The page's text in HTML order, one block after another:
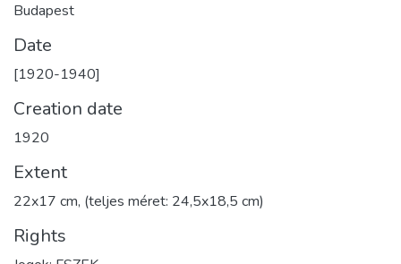
Budapest
Date
[1920-1940]
Creation date
1920
Extent
22x17 cm, (teljes méret: 24,5x18,5 cm)
Rights